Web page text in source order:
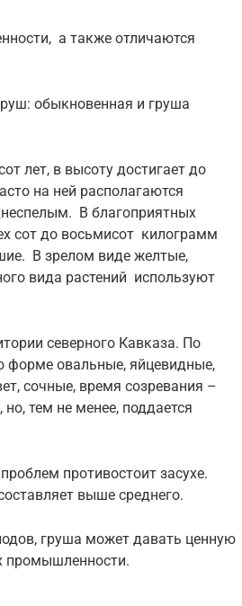
а также отличаются
обыкновенная и груша
лет, в высоту достигает до
на ней располагаются
В благоприятных
сот до восьмисот килограмм
В зрелом виде желтые,
вида растений используют
северного Кавказа. По
форме овальные, яйцевидные,
сочные, время созревания –
тем не менее, поддается
противостоит засухе.
выше среднего.
груша может давать ценную
промышленности.